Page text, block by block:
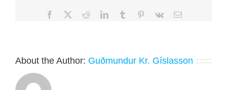
Facebook RedditLinkedInTumblr Pinterest
Vk Email
About the Author: Guðmundur Kr. Gíslasson